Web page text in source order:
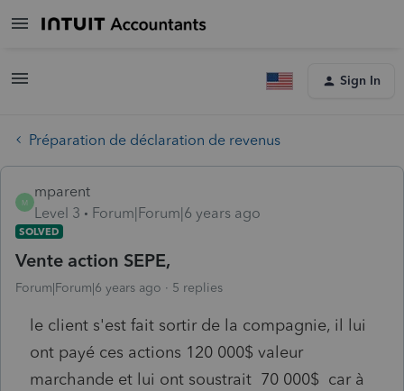
Sign In
Préparation de déclaration de revenus
M
mparent
Level 3
Forum|Forum|6 years ago
SOLVED
Vente action SEPE,
Forum|Forum|6 years ago 5 replies
le client s'est fait sortir de la compagnie, il lui
ont payé ces actions 120 000$ valeur
marchande et lui ont soustrait 70 000$ car à